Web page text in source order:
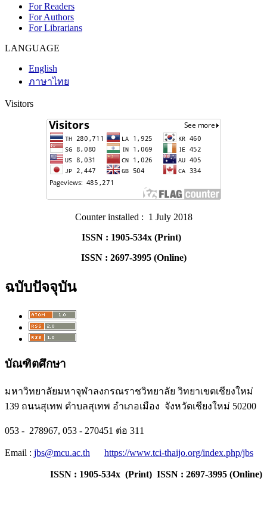
For Readers
For Authors
For Librarians
LANGUAGE
English
ภาษาไทย
Visitors
Counter installed : 1 July 2018
ISSN : 1905-534x (Print)
ISSN : 2697-3995 (Online)
ฉบับปัจจุบัน
บัณฑิตศึกษา
มหาวิทยาลัยมหาจุฬาลงกรณราชวิทยาลัย วิทยาเขตเชียงใหม่
139 ถนนสุเทพ ตำบลสุเทพ อำเภอเมือง จังหวัดเชียงใหม่ 50200
053 - 278967, 053 - 270451 ต่อ 311
Email : jbs@mcu.ac.th https://www.tci-thaijo.org/index.php/jbs
ISSN : 1905-534x (Print) ISSN : 2697-3995 (Online)